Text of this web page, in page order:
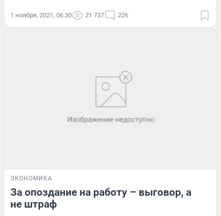
1 ноября, 2021, 06:30 21 737 226
ЭКОНОМИКА
За опоздание на работу – выговор, а
не штраф